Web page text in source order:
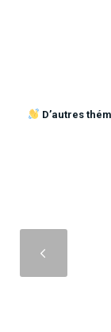
D’autres